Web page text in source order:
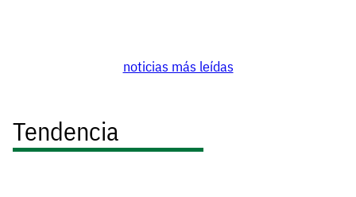
noticias más leídas
Tendencia